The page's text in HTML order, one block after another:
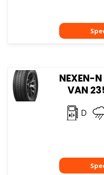
NEXEN-N
VAN
D